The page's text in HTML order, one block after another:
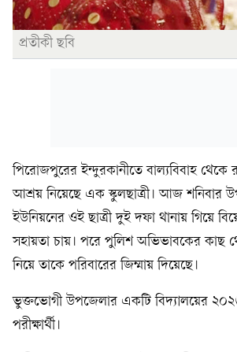
প্রতীকী ছবি
পিরোজপুরের ইন্দুরকানীতে বাল্যবিবাহ থেকে
আশ্রয় নিয়েছে এক স্কুলছাত্রী। আজ শনিবার
ইউনিয়নের ওই ছাত্রী দুই দফা থানায় গিয়ে
সহায়তা চায়। পরে পুলিশ অভিভাবকের কাছ
নিয়ে তাকে পরিবারের জিম্মায় দিয়েছে।
ভুক্তভোগী উপজেলার একটি বিদ্যালয়ের
পরীক্ষার্থী।